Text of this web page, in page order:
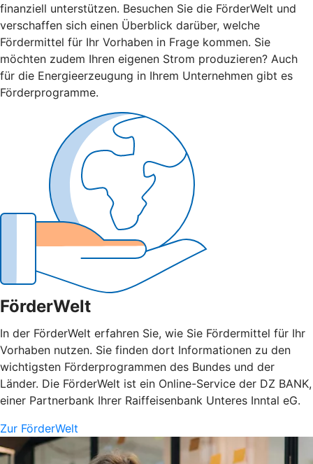
finanziell unterstützen. Besuchen Sie die FörderWelt und
verschaffen sich einen Überblick darüber, welche
Fördermittel für Ihr Vorhaben in Frage kommen. Sie
möchten zudem Ihren eigenen Strom produzieren? Auch
für die Energieerzeugung in Ihrem Unternehmen gibt es
Förderprogramme.
FörderWelt
In der FörderWelt erfahren Sie, wie Sie Fördermittel für Ihr
Vorhaben nutzen. Sie finden dort Informationen zu den
wichtigsten Förderprogrammen des Bundes und der
Länder. Die FörderWelt ist ein Online-Service der DZ BANK,
einer Partnerbank Ihrer Raiffeisenbank Unteres Inntal eG.
Zur FörderWelt